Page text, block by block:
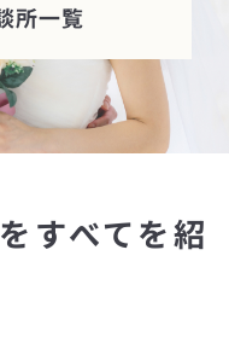
所一覧
すべてを紹